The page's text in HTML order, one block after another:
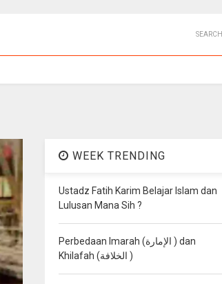
SEARCH
WEEK TRENDING
Ustadz Fatih Karim Belajar Islam dan
Lulusan Mana Sih ?
Perbedaan Imarah (الإمارة ) dan
Khilafah (الخلافة )